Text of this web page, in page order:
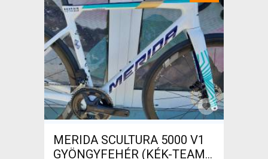
MERIDA SCULTURA 5000 V1
GYÖNGYFEHÉR (KÉK-TEAM)